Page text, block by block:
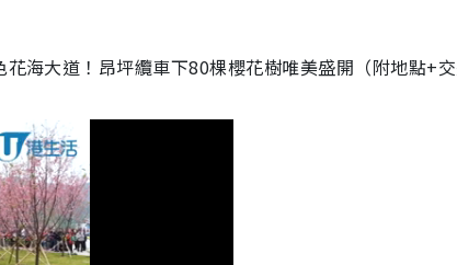
海大道！昂坪纜車下80棵櫻花樹唯美盛開（附地點+